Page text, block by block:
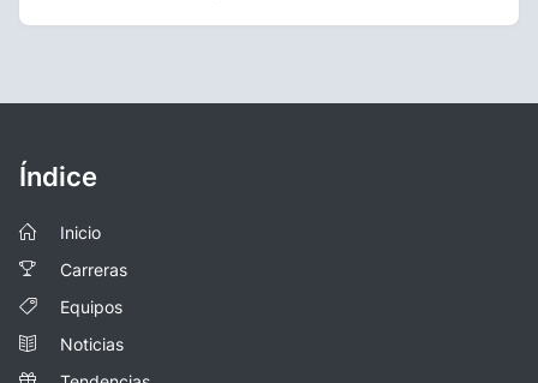
Índice
Inicio
Carreras
Equipos
Noticias